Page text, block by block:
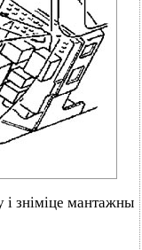
і зніміце мантажны